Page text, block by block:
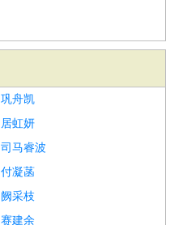
巩舟凯
居虹妍
司马睿波
付凝菡
阙采枝
赛建余